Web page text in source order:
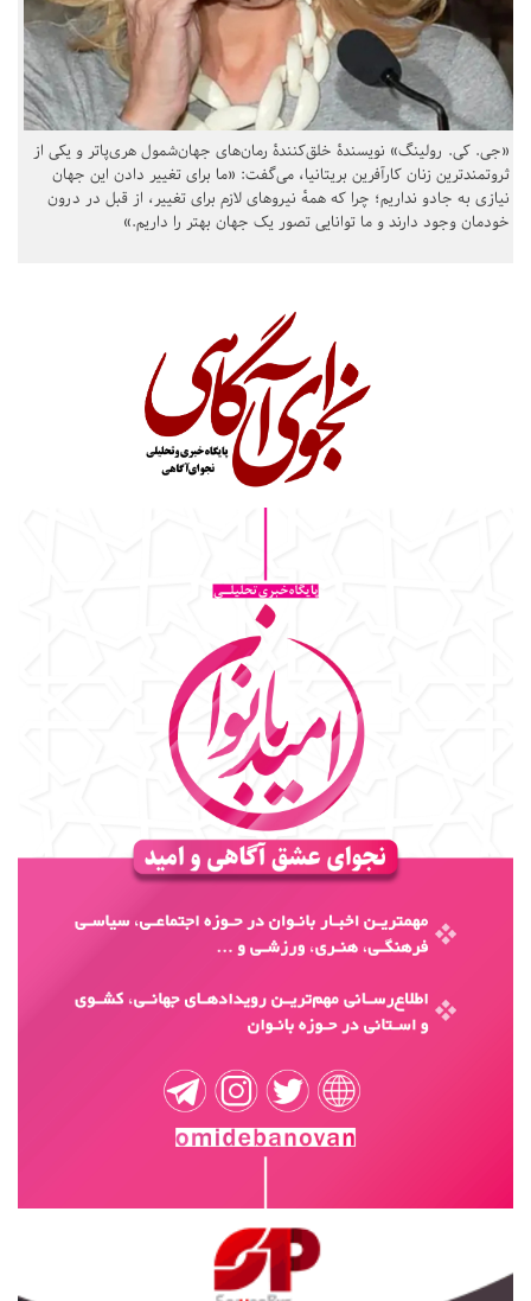
«جی. کی. رولینگ» نویسندهٔ خلق‌کنندهٔ رمان‌های جهان‌شمول هری‌پاتر و یکی از
ثروتمندترین زنان کارآفرین بریتانیا، می‌گفت: «ما برای تغییر دادن این جهان
نیازی به جادو نداریم؛ چرا که همهٔ نیروهای لازم برای تغییر، از قبل در درون
خودمان وجود دارند و ما توانایی تصور یک جهان بهتر را داریم.»